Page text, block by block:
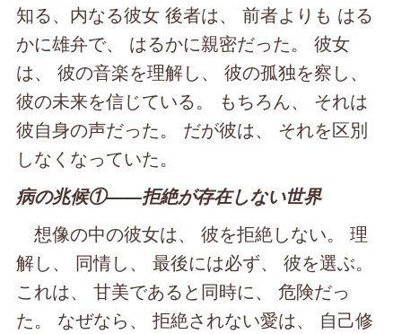
知る、内なる彼女 後者は、 前者よりも はる
かに雄弁で、 はるかに親密だった。 彼女
は、 彼の音楽を理解し、 彼の孤独を察し、
彼の未来を信じている。 もちろん、 それは
彼自身の声だった。 だが彼は、 それを区別
しなくなっていた。
病の兆候①――拒絶が存在しない世界
想像の中の彼女は、 彼を拒絶しない。 理
解し、 同情し、 最後には必ず、 彼を選ぶ。
これは、 甘美であると同時に、 危険だっ
た。 なぜなら、 拒絶されない愛は、 自己修